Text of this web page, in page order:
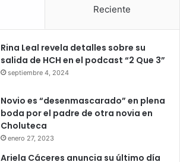
Reciente
Rina Leal revela detalles sobre su
salida de HCH en el podcast “2 Que 3”
septiembre 4, 2024
Novio es “desenmascarado” en plena
boda por el padre de otra novia en
Choluteca
enero 27, 2023
Ariela Cáceres anuncia su último día